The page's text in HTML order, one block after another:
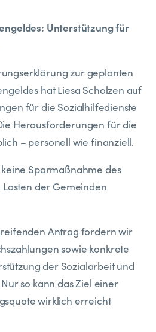
Unterstützung für
zur geplanten
hat Liesa Scholzen auf
für die Sozialhilfedienste
Herausforderungen für die
– personell wie finanziell.
Sparmaßnahme des
Lasten der Gemeinden
Antrag fordern wir
sowie konkrete
der Sozialarbeit und
so kann das Ziel einer
wirklich erreicht